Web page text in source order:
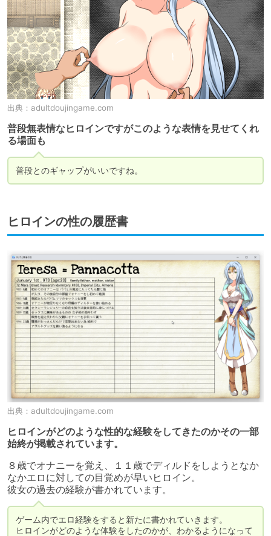
出典： adultdoujingame.com
普段無表情なヒロインですがこのような表情を見せてくれ
る場面も
普段とのギャップがいいですね。
ヒロインの性の履歴書
出典： adultdoujingame.com
ヒロインがどのような性的な経験をしてきたのかその一部
始終が掲載されています。
８歳でオナニーを覚え、１１歳でディルドをしようとなか
なかエロに対しての目覚めが早いヒロイン。
彼女の過去の経験が書かれています。
ゲーム内でエロ経験をすると新たに書かれていきます。
ヒロインがどのような体験をしたのかが、わかるようになって